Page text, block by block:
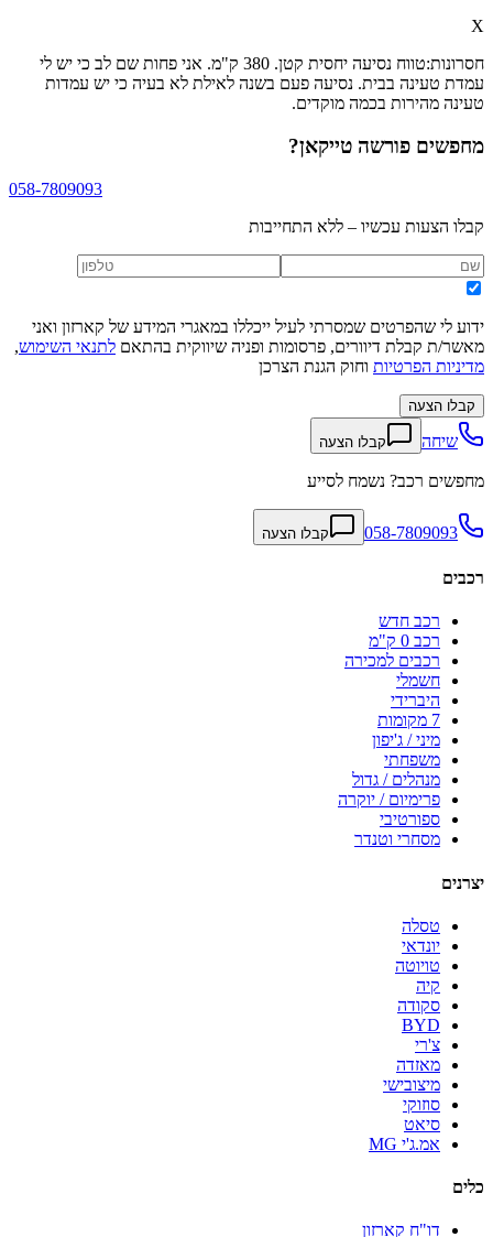
X
חסרונות:
טווח נסיעה יחסית קטן. 380 ק"מ. אני פחות שם לב כי יש לי
עמדת טעינה בבית. נסיעה פעם בשנה לאילת לא בעיה כי יש עמדות
טעינה מהירות בכמה מוקדים.
מחפשים פורשה טייקאן?
058-7809093
קבלו הצעות עכשיו – ללא התחייבות
ידוע לי שהפרטים שמסרתי לעיל ייכללו במאגרי המידע של קארזון ואני
מאשר/ת קבלת דיוורים, פרסומות ופניה שיווקית בהתאם לתנאי השימוש,
מדיניות הפרטיות וחוק הגנת הצרכן
קבלו הצעה
שיחה קבלו הצעה
מחפשים רכב? נשמח לסייע
058-7809093 קבלו הצעה
רכבים
רכב חדש
רכב 0 ק"מ
רכבים למכירה
חשמלי
היברידי
7 מקומות
מיני / ג'יפון
משפחתי
מנהלים / גדול
פרימיום / יוקרה
ספורטיבי
מסחרי וטנדר
יצרנים
טסלה
יונדאי
טויוטה
קיה
סקודה
BYD
צ'רי
מאזדה
מיצובישי
סוזוקי
סיאט
אמ.ג'י MG
כלים
דו"ח קארזון